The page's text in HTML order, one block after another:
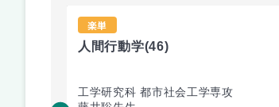
楽単
人間行動学(46)
工学研究科 都市社会工学専攻